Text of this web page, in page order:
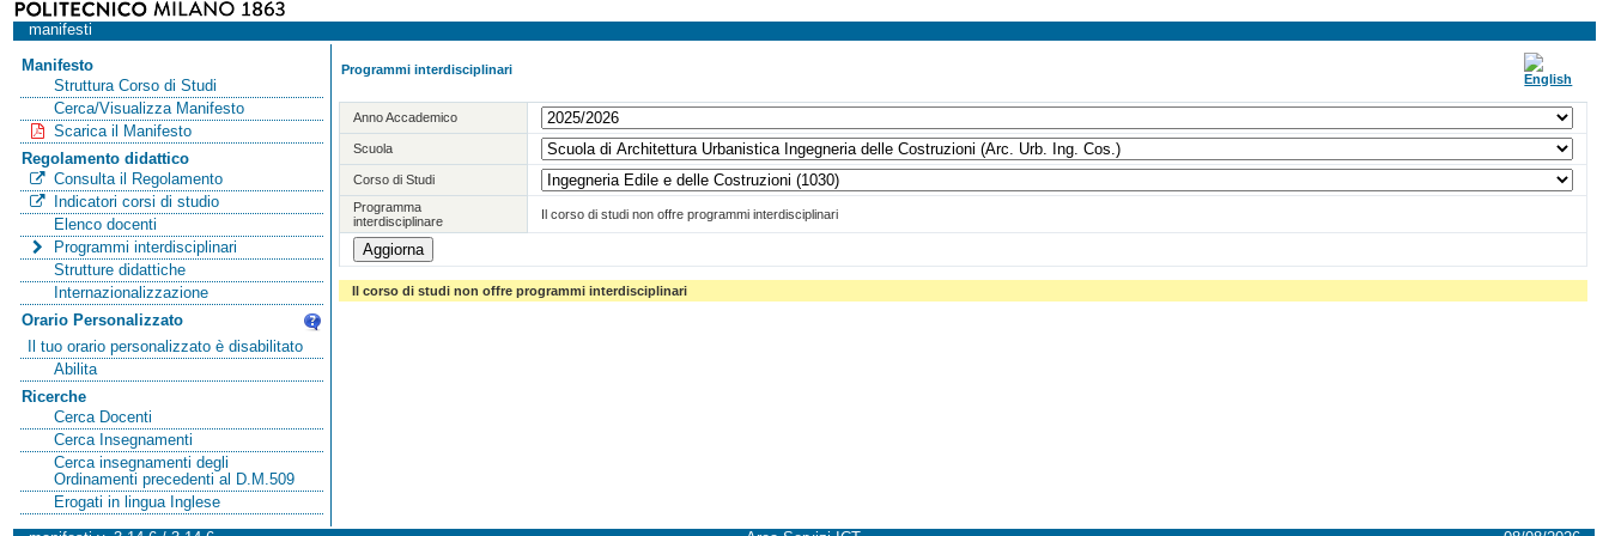
manifesti
Manifesto
Struttura Corso di Studi
Cerca/Visualizza Manifesto
Scarica il Manifesto
Regolamento didattico
Consulta il Regolamento
Indicatori corsi di studio
Elenco docenti
Programmi interdisciplinari
Strutture didattiche
Internazionalizzazione
Orario Personalizzato
Il tuo orario personalizzato è disabilitato
Abilita
Ricerche
Cerca Docenti
Cerca Insegnamenti
Cerca insegnamenti degli
Ordinamenti precedenti al D.M.509
Erogati in lingua Inglese
Programmi interdisciplinari
Anno Accademico
Scuola
Corso di Studi
Programma
interdisciplinare
Il corso di studi non offre programmi interdisciplinari
Il corso di studi non offre programmi interdisciplinari